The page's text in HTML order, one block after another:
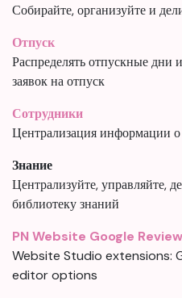
Собирайте, организуйте и
Отпуск
Распределять отпускные дни
заявок на отпуск
Сотрудники
Централизация информации о
Знание
Централизуйте, управляйте,
библиотеку знаний
PN Website Google
Website Studio extensions:
editor options